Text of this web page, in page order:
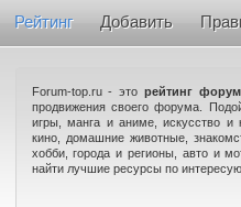
Рейтинг Добавить
Forum-top.ru - эторейтинг
продвижения своего форума.
игры, манга и аниме, искусство и
кино, домашние животные,
хобби, города и регионы, авто и
найти лучшие ресурсы по